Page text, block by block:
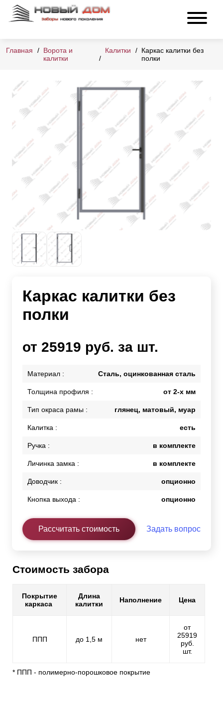
Главная
Ворота и
калитки
Калитки
Каркас калитки без
полки
Каркас калитки без
полки
от 25919 руб. за шт.
Материал : Сталь, оцинкованная сталь
Толщина профиля : от 2-х мм
Тип окраса рамы : глянец, матовый, муар
Калитка : есть
Ручка : в комплекте
Личинка замка : в комплекте
Доводчик : опционно
Кнопка выхода : опционно
Рассчитать стоимость Задать вопрос
Стоимость забора
Покрытие
каркаса
Длина
калитки
Наполнение Цена
ППП до 1,5 м нет
от
25919
руб.
шт.
* ППП - полимерно-порошковое покрытие